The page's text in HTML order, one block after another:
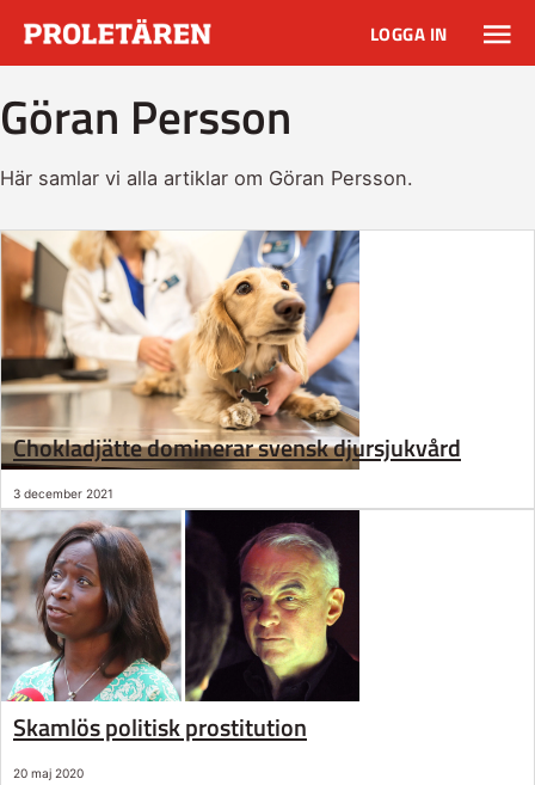
LOGGA IN
Göran Persson
Här samlar vi alla artiklar om Göran Persson.
Chokladjätte dominerar svensk djursjukvård
3 december 2021
Skamlös politisk prostitution
20 maj 2020